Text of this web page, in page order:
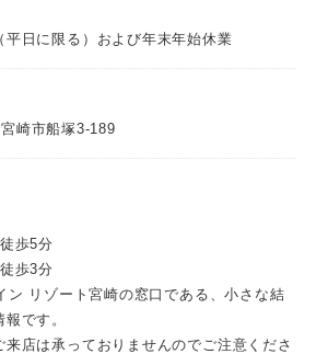
日に限る）および年末年始休業
崎市船塚3-189
歩5分
歩3分
リゾート宮崎の窓口である、小さな結
です。
店は承っておりませんのでご注意くださ